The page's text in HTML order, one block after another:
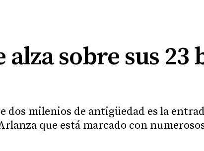
sobre sus 23
dos milenios de antigüedad es la
que está marcado con